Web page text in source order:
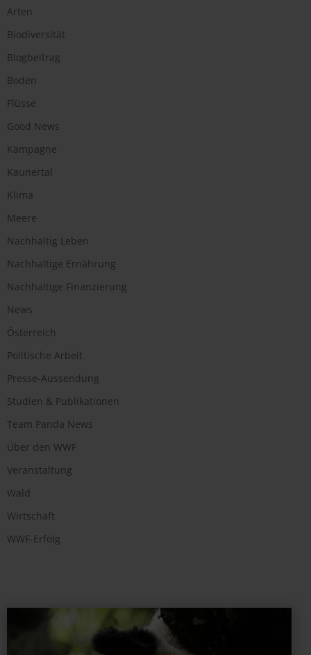
Arten
Biodiversität
Blogbeitrag
Boden
Flüsse
Good News
Kampagne
Kaunertal
Klima
Meere
Nachhaltig Leben
Nachhaltige Ernährung
Nachhaltige Finanzierung
News
Österreich
Politische Arbeit
Presse-Aussendung
Studien & Publikationen
Team Panda News
Über den WWF
Veranstaltung
Wald
Wirtschaft
WWF-Erfolg